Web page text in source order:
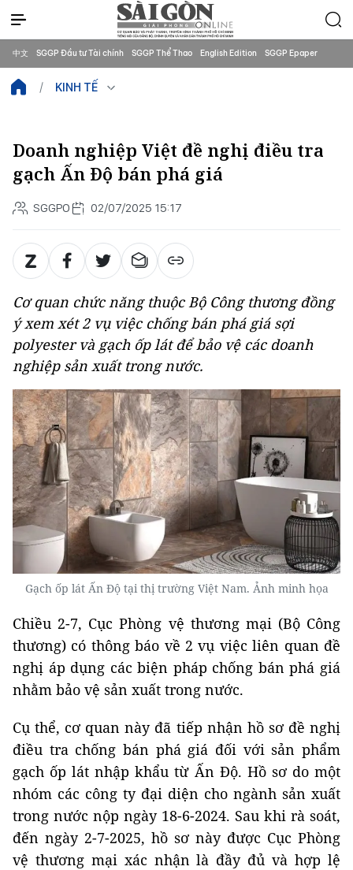
中文 SGGP Đầu tư Tài chính SGGP Thể Thao English Edition SGGP Epaper
KINH TẾ
Doanh nghiệp Việt đề nghị điều tra
gạch Ấn Độ bán phá giá
SGGPO 02/07/2025 15:17
Cơ quan chức năng thuộc Bộ Công thương đồng
ý xem xét 2 vụ việc chống bán phá giá sợi
polyester và gạch ốp lát để bảo vệ các doanh
nghiệp sản xuất trong nước.
Gạch ốp lát Ấn Độ tại thị trường Việt Nam. Ảnh minh họa
Chiều 2-7, Cục Phòng vệ thương mại (Bộ Công
thương) có thông báo về 2 vụ việc liên quan đề
nghị áp dụng các biện pháp chống bán phá giá
nhằm bảo vệ sản xuất trong nước.
Cụ thể, cơ quan này đã tiếp nhận hồ sơ đề nghị
điều tra chống bán phá giá đối với sản phẩm
gạch ốp lát nhập khẩu từ Ấn Độ. Hồ sơ do một
nhóm các công ty đại diện cho ngành sản xuất
trong nước nộp ngày 18-6-2024. Sau khi rà soát,
đến ngày 2-7-2025, hồ sơ này được Cục Phòng
vệ thương mại xác nhận là đầy đủ và hợp lệ